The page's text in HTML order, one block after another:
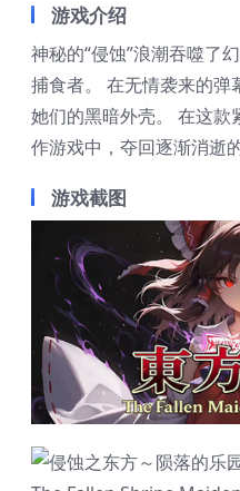
游戏介绍
神秘的“侵蚀”浪潮吞噬了
捕食者。 在无情袭来的
她们的黑暗外壳。 在这
作游戏中，夺回逐渐消逝
游戏截图